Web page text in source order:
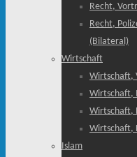
Recht,
Recht,
(Bilateral)
Wirtschaft
Wirtschaft,
Wirtschaft,
Wirtschaft,
Wirtschaft,
Islam